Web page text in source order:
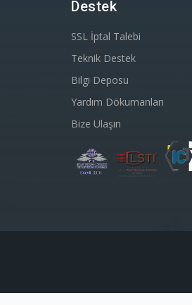
Destek
SSL İptal Talebi
Teknik Destek
Bilgi Deposu
Yardım Dökumanları
Bize Ulaşın